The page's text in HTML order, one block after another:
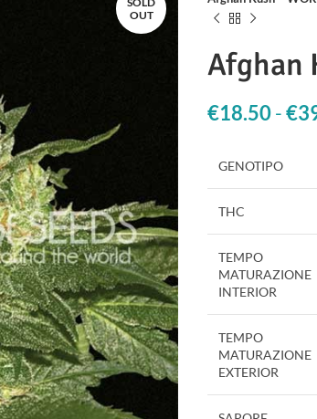
OUT
Afghan
€18.50-€
GENOTIPO
THC
TEMPO
MATURAZIONE
INTERIOR
TEMPO
MATURAZIONE
EXTERIOR